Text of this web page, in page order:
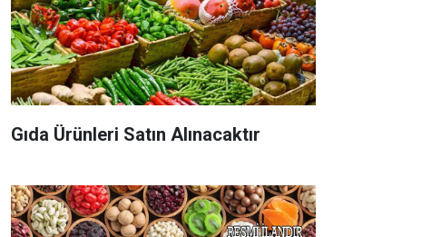
Gıda Ürünleri Satın Alınacaktır